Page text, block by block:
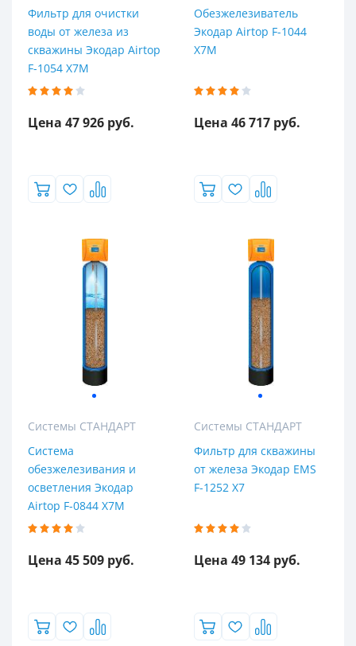
Длина
Популярность
10
3.5
4.5
3,5 м³/час
Премиум
Стандарт
Жесткость
Фильтр для очистки
воды от железа из
скважины Экодар Airtop
F-1054 X7M
Цена 47 926 руб.
Обезжелезиватель
Экодар Airtop F-1044
X7M
Цена 46 717 руб.
Системы СТАНДАРТ
Система
обезжелезивания и
осветления Экодар
Airtop F-0844 X7M
Цена 45 509 руб.
Системы СТАНДАРТ
Фильтр для скважины
от железа Экодар EMS
F-1252 X7
Цена 49 134 руб.